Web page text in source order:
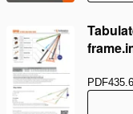
PDF